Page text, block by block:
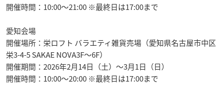
開催時間：10:00〜21:00 ※最終日は17:00まで
愛知会場
開催場所：栄ロフト バラエティ雑貨売場（愛知県名古屋市中区
栄3-4-5 SAKAE NOVA3F〜6F）
開催期間：2026年2月14日（土）〜3月1日（日）
開催時間：10:00〜20:00 ※最終日は17:00まで